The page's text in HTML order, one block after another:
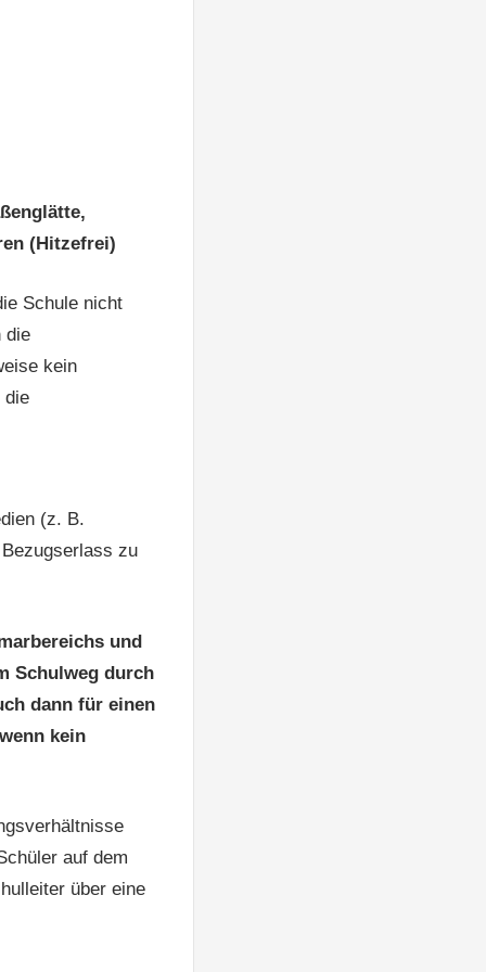
(Hitzefrei)
Schule nicht
die
kein
die
(z. B.
zu
und
Schulweg durch
dann für einen
kein
auf dem
über eine